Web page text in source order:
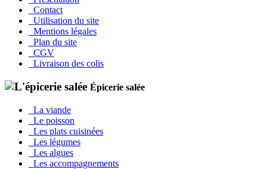
Contact
Utilisation du site
Mentions légales
Plan du site
CGV
Livraison des colis
Épicerie salée
La viande
Le poisson
Les plats cuisinées
Les légumes
Les algues
Les accompagnements